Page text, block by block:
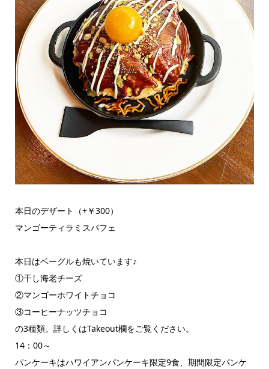
本日のデザート（+￥300）
マンゴーティラミスパフェ
本日はベーグルも焼いています♪
①干し海老チーズ
②マンゴーホワイトチョコ
③コーヒーナッツチョコ
の3種類。詳しくはTakeout欄をご覧ください。
14：00～
パンケーキはハワイアンパンケーキ限定9食、期間限定パンケ